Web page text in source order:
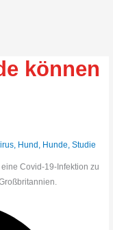
können
Hund Hunde ,Studie
Covid-19-Infektion zu